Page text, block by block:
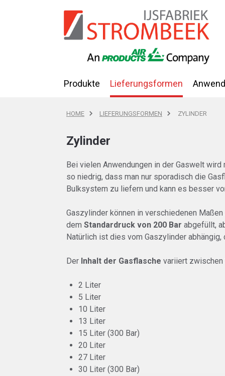
Produkte Lieferungsformen
HOME LIEFERUNGSFORMEN ZYLINDER
Zylinder
Bei vielen Anwendungen in der Gaswelt wird
so niedrig, dass man nur sporadisch die
Bulksystem zu liefern und kann es besser
Gaszylinder können in verschiedenen
dem Standardruck von 200 Bar abgefüllt,
Natürlich ist dies vom Gaszylinder
Der Inhalt der Gasflasche variiert zwischen
2 Liter
5 Liter
10 Liter
13 Liter
15 Liter (300 Bar)
20 Liter
27 Liter
30 Liter (300 Bar)